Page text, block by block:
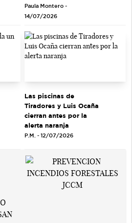
Paula Montero -
14/07/2026
Las piscinas de
Tiradores y Luis Ocaña
cierran antes por la
alerta naranja
P.M. - 12/07/2026